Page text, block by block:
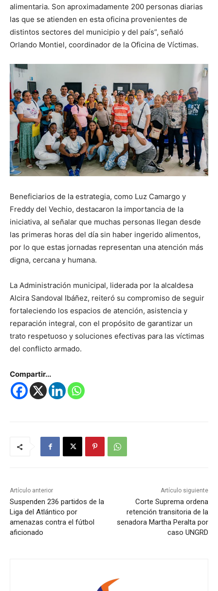
alimentaria. Son aproximadamente 200 personas diarias
las que se atienden en esta oficina provenientes de
distintos sectores del municipio y del país”, señaló
Orlando Montiel, coordinador de la Oficina de Víctimas.
Beneficiarios de la estrategia, como Luz Camargo y
Freddy del Vechio, destacaron la importancia de la
iniciativa, al señalar que muchas personas llegan desde
las primeras horas del día sin haber ingerido alimentos,
por lo que estas jornadas representan una atención más
digna, cercana y humana.
La Administración municipal, liderada por la alcaldesa
Alcira Sandoval Ibáñez, reiteró su compromiso de seguir
fortaleciendo los espacios de atención, asistencia y
reparación integral, con el propósito de garantizar un
trato respetuoso y soluciones efectivas para las víctimas
del conflicto armado.
Compartir...
Artículo anterior
Suspenden 236 partidos de la
Liga del Atlántico por
amenazas contra el fútbol
aficionado
Artículo siguiente
Corte Suprema ordena
retención transitoria de la
senadora Martha Peralta por
caso UNGRD